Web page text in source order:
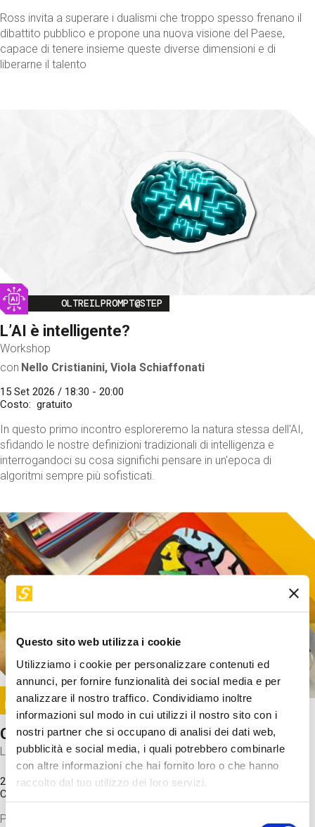
Questo sito web utilizza i cookie
Utilizziamo i cookie per personalizzare contenuti ed
annunci, per fornire funzionalità dei social media e per
analizzare il nostro traffico. Condividiamo inoltre
informazioni sul modo in cui utilizzi il nostro sito con i
nostri partner che si occupano di analisi dei dati web,
pubblicità e social media, i quali potrebbero combinarle
con altre informazioni che hai fornito loro o che hanno
raccolto dal tuo utilizzo dei loro servizi.
Selezione
Ross invita a superare i dualismi che troppo spesso frenano il
dibattito pubblico e propone una nuova visione del Paese,
capace di tenere insieme queste diverse dimensioni e di
liberarne il talento
Image
OLTREILPROMPT@STEP
L’AI è intelligente?
Workshop
con Nello Cristianini, Viola Schiaffonati
15 Set 2026 / 18:30 - 20:00
Costo
gratuito
In questo primo incontro esploreremo la natura stessa dell'AI,
sfidando le nostre definizioni tradizionali di intelligenza e
interrogandoci su cosa significhi pensare in un'epoca di
algoritmi sempre più sofisticati.
Image
SUNDAY@STEP
Come funziona il cervello?
Laboratorio
20 Set 2026 / 11:15 - 13:00
Costo
Proveremo a costruire un cervello in cartoncino cercando di